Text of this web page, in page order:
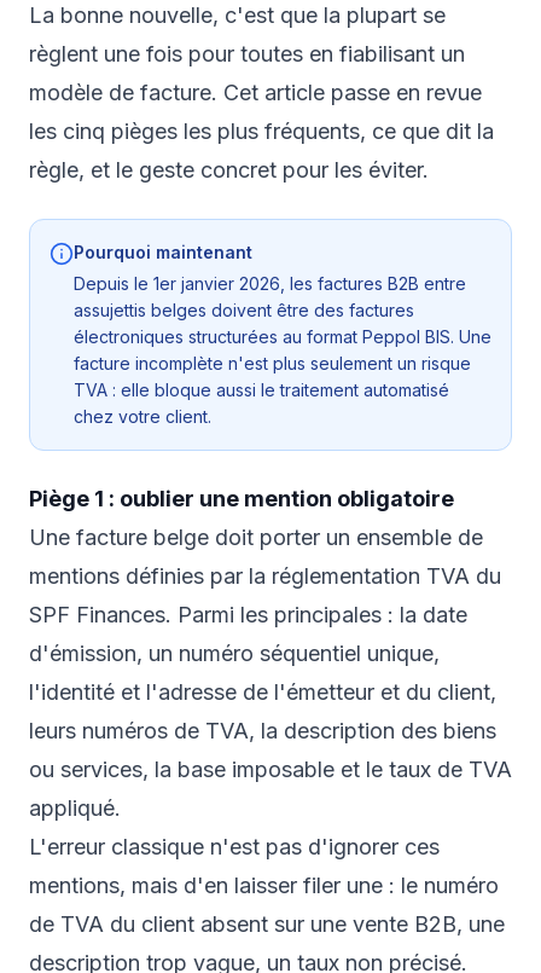
La bonne nouvelle, c'est que la plupart se
règlent une fois pour toutes en fiabilisant un
modèle de facture. Cet article passe en revue
les cinq pièges les plus fréquents, ce que dit la
règle, et le geste concret pour les éviter.
Pourquoi maintenant
Depuis le 1er janvier 2026, les factures B2B entre
assujettis belges doivent être des factures
électroniques structurées au format Peppol BIS. Une
facture incomplète n'est plus seulement un risque
TVA : elle bloque aussi le traitement automatisé
chez votre client.
Piège 1 : oublier une mention obligatoire
Une facture belge doit porter un ensemble de
mentions définies par la réglementation TVA du
SPF Finances. Parmi les principales : la date
d'émission, un numéro séquentiel unique,
l'identité et l'adresse de l'émetteur et du client,
leurs numéros de TVA, la description des biens
ou services, la base imposable et le taux de TVA
appliqué.
L'erreur classique n'est pas d'ignorer ces
mentions, mais d'en laisser filer une : le numéro
de TVA du client absent sur une vente B2B, une
description trop vague, un taux non précisé.